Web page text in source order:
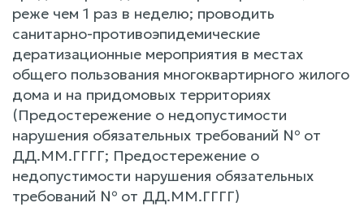
реже чем 1 раз в неделю; проводить
санитарно-противоэпидемические
дератизационные мероприятия в местах
общего пользования многоквартирного жилого
дома и на придомовых территориях
(Предостережение о недопустимости
нарушения обязательных требований № от
ДД.ММ.ГГГГ; Предостережение о
недопустимости нарушения обязательных
требований № от ДД.ММ.ГГГГ)